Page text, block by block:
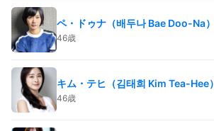
ペ・ドゥナ（배두나 Bae Doo-Na）
46歳
キム・テヒ（김태희 Kim Tea-Hee）
46歳